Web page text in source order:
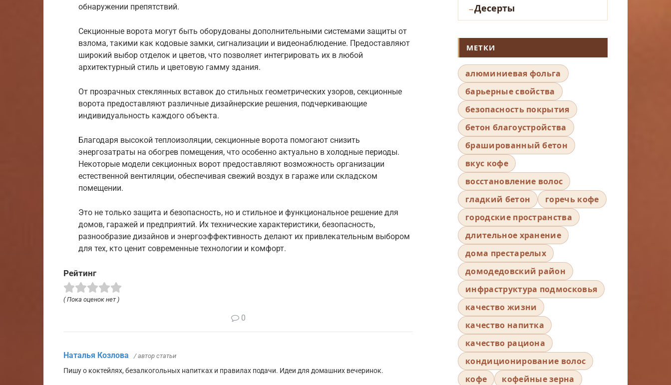
обнаружении препятствий.
Секционные ворота могут быть оборудованы дополнительными системами защиты от
взлома, такими как кодовые замки, сигнализации и видеонаблюдение. Предоставляют
широкий выбор отделок и цветов, что позволяет интегрировать их в любой
архитектурный стиль и цветовую гамму здания.
От прозрачных стеклянных вставок до стильных геометрических узоров, секционные
ворота предоставляют различные дизайнерские решения, подчеркивающие
индивидуальность каждого объекта.
Благодаря высокой теплоизоляции, секционные ворота помогают снизить
энергозатраты на обогрев помещения, что особенно актуально в холодные периоды.
Некоторые модели секционных ворот предоставляют возможность организации
естественной вентиляции, обеспечивая свежий воздух в гараже или складском
помещении.
Это не только защита и безопасность, но и стильное и функциональное решение для
домов, гаражей и предприятий. Их технические характеристики, безопасность,
разнообразие дизайнов и энергоэффективность делают их привлекательным выбором
для тех, кто ценит современные технологии и комфорт.
Рейтинг
( Пока оценок нет )
0
Наталья Козлова / автор статьи
Пишу о коктейлях, безалкогольных напитках и правилах подачи. Идеи для домашних вечеринок.
Десерты
МЕТКИ
алюминиевая фольга
барьерные свойства
безопасность покрытия
бетон благоустройства
брашированный бетон
вкус кофе
восстановление волос
гладкий бетон
горечь кофе
городские пространства
длительное хранение
дома престарелых
домодедовский район
инфраструктура подмосковья
качество жизни
качество напитка
качество рациона
кондиционирование волос
кофе
кофейные зерна